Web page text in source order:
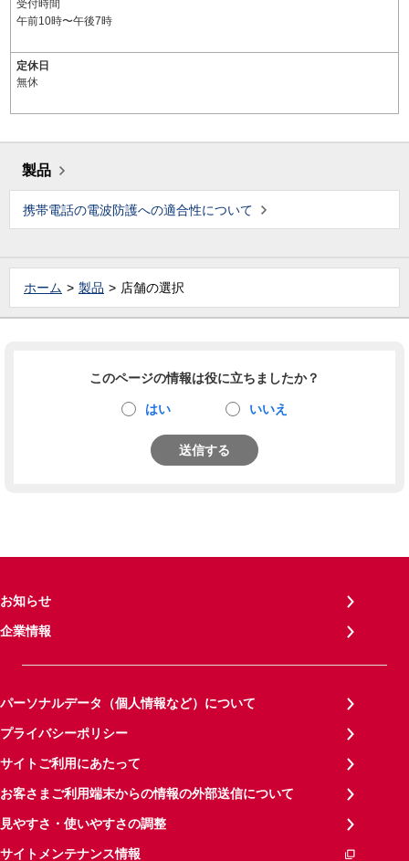
受付時間
午前10時〜午後7時
定休日
無休
製品
携帯電話の電波防護への適合性について
ホーム 製品 店舗の選択
このページの情報は役に立ちましたか？
はい いいえ
送信する
お知らせ
企業情報
パーソナルデータ（個人情報など）について
プライバシーポリシー
サイトご利用にあたって
お客さまご利用端末からの情報の外部送信について
見やすさ・使いやすさの調整
サイトメンテナンス情報